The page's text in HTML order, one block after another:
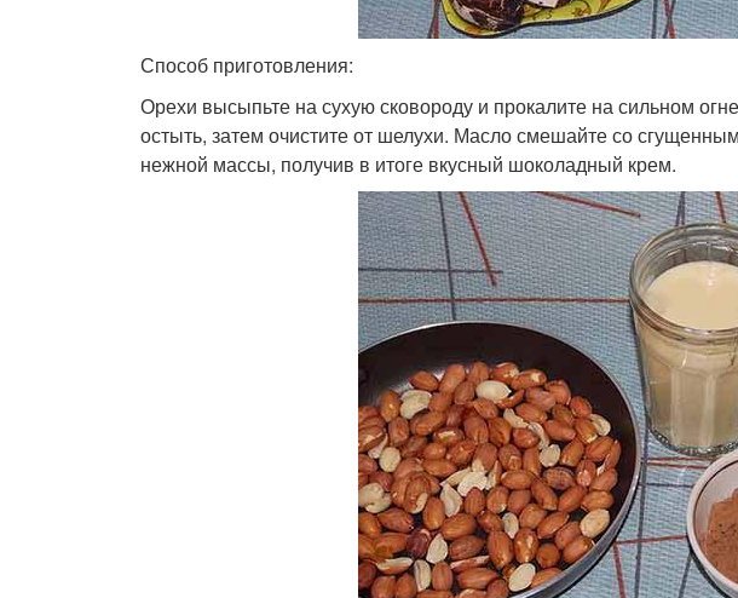
Способ приготовления:
Орехи высыпьте на сухую сковороду и прокалите на сильном
остыть, затем очистите от шелухи. Масло смешайте со
нежной массы, получив в итоге вкусный шоколадный крем.